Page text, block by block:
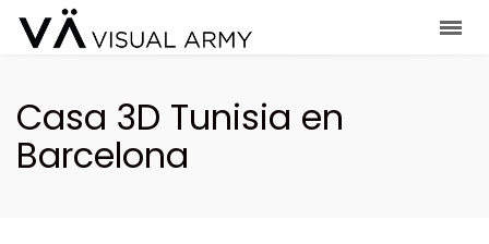
Casa 3D Tunisia en
Barcelona